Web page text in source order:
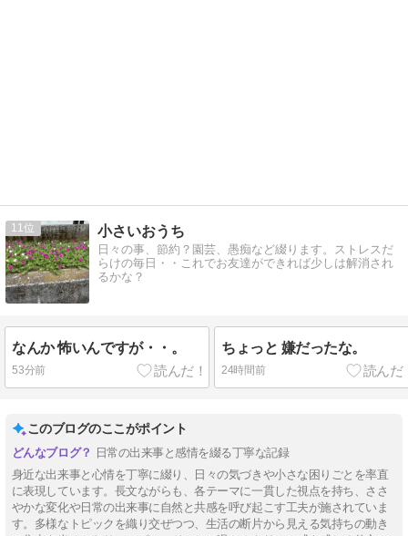
11 小さいおうち
日々の事、節約？園芸、愚痴など綴ります。ストレスだ
らけの毎日・・これでお友達ができれば少しは解消され
るかな？
なんか 怖いんですが・・。
53分前
ちょっと 嫌だったな。
24時間前
このブログのここがポイント
日常の出来事と感情を綴る丁寧な記録
身近な出来事と心情を丁寧に綴り、日々の気づきや小さな困りごとを率直
に表現しています。長文ながらも、各テーマに一貫した視点を持ち、ささ
やかな変化や日常の出来事に自然と共感を呼び起こす工夫が施されていま
す。多様なトピックを織り交ぜつつ、生活の断片から見える気持ちの動き